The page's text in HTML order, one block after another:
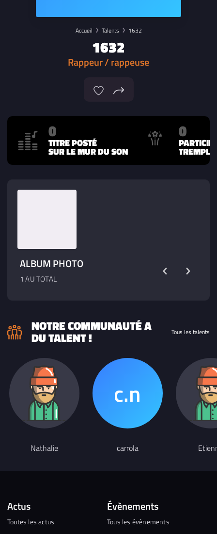
Accueil Talents 1632
1632
Rappeur / rappeuse
0
TITRE POSTÉ
SUR LE MUR DU SON
0
ALBUM PHOTO
1 AU TOTAL
NOTRE COMMUNAUTÉ A
DU TALENT ! Tous les talents
Nathalie carrola
Actus
Toutes les actus
Évènements
Tous les évènements